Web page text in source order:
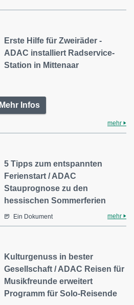
Erste Hilfe für Zweiräder -
ADAC installiert Radservice-
Station in Mittenaar
Mehr Infos
mehr
5 Tipps zum entspannten
Ferienstart / ADAC
Stauprognose zu den
hessischen Sommerferien
Ein Dokument mehr
Kulturgenuss in bester
Gesellschaft / ADAC Reisen für
Musikfreunde erweitert
Programm für Solo-Reisende